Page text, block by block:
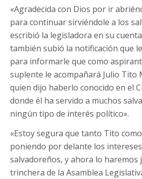
«Agradecida con Dios por ir
para continuar sirviéndole a los
escribió la legisladora en su
también subió la notificación que
para informarle que como
suplente le acompañará Julio Tito
quien dijo haberlo conocido en el
donde él ha servido a muchos
ningún tipo de interés político».
«Estoy segura que tanto Tito
poniendo por delante los
salvadoreños, y ahora lo haremos
trinchera de la Asamblea